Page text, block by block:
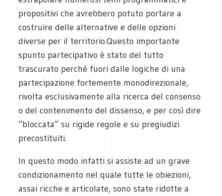
propositivi che avrebbero potuto portare a
costruire delle alternative e delle opzioni
diverse per il territorio.Questo importante
spunto partecipativo è stato del tutto
trascurato perché fuori dalle logiche di una
partecipazione fortemente monodirezionale,
rivolta esclusivamente alla ricerca del consenso
o del contenimento del dissenso, e per così dire
“bloccata” su rigide regole e su pregiudizi
precostituiti.
In questo modo infatti si assiste ad un grave
condizionamento nel quale tutte le obiezioni,
assai ricche e articolate, sono state ridotte a